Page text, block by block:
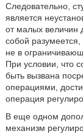
Следовательно,
является
от малых
собой
не в
При условии, что
быть вызвана
операциями,
операция
В еще одном
механизм